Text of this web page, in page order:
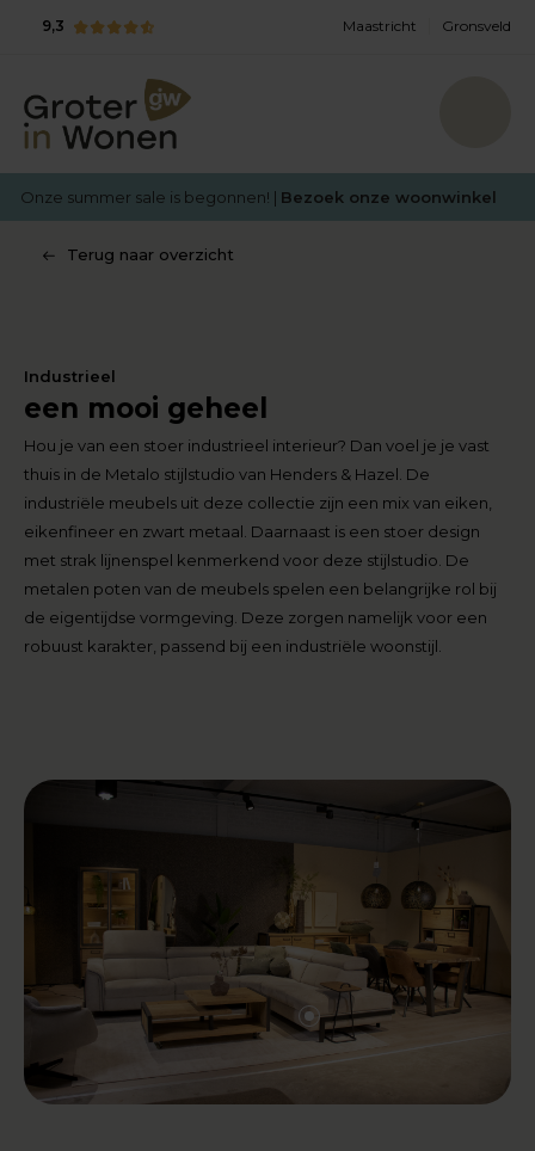
9,3 Maastricht Gronsveld
Onze summer sale is begonnen! | Bezoek onze woonwinkel
Terug naar overzicht
Industrieel
een mooi geheel
Hou je van een stoer industrieel interieur? Dan voel je je vast
thuis in de Metalo stijlstudio van Henders & Hazel. De
industriële meubels uit deze collectie zijn een mix van eiken,
eikenfineer en zwart metaal. Daarnaast is een stoer design
met strak lijnenspel kenmerkend voor deze stijlstudio. De
metalen poten van de meubels spelen een belangrijke rol bij
de eigentijdse vormgeving. Deze zorgen namelijk voor een
robuust karakter, passend bij een industriële woonstijl.